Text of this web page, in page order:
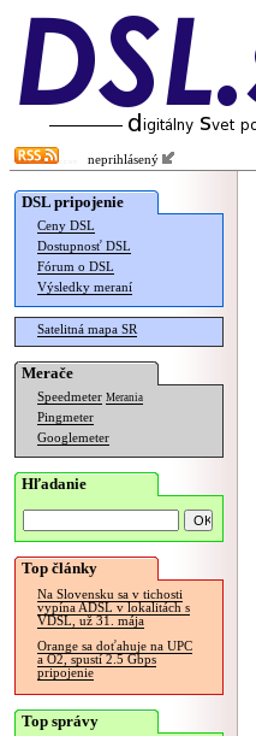
neprihlásený
DSL pripojenie
Ceny DSL
Dostupnosť DSL
Fórum o DSL
Výsledky meraní
Satelitná mapa SR
Merače
Speedmeter Merania
Pingmeter
Googlemeter
Hľadanie
Top články
Na Slovensku sa v tichosti
vypína ADSL v lokalitách s
VDSL, už 31. mája
Orange sa doťahuje na UPC
a O2, spustí 2.5 Gbps
pripojenie
Top správy